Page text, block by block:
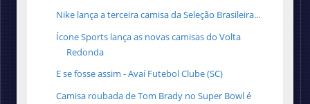
Nike lança a terceira camisa da Seleção Brasileira...
Ícone Sports lança as novas camisas do Volta
Redonda
E se fosse assim - Avaí Futebol Clube (SC)
Camisa roubada de Tom Brady no Super Bowl é